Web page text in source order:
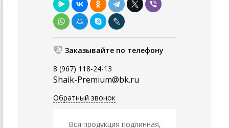
Заказывайте по телефону
8 (967) 118-24-13
Shaik-Premium@bk.ru
Обратный звонок
Вся продукция подлинная,